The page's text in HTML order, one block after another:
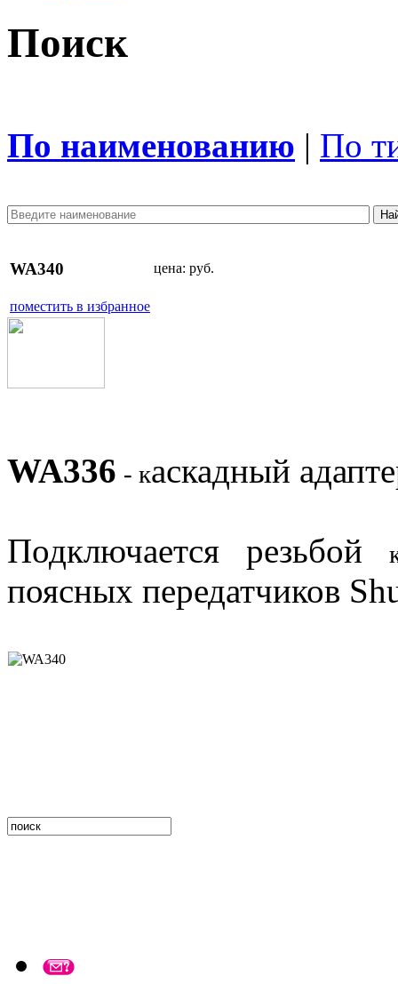
Поиск
По наименованию | По
WA340 цена: руб.
поместить в избранное
WA336 - каскадный
Подключается резьбой
поясных передатчиков